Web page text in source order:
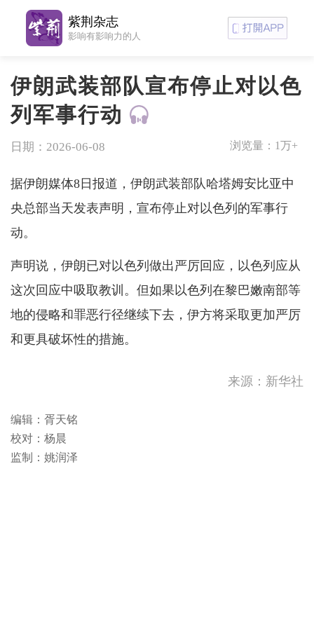
伊朗武装部队宣布停止对以色
列军事行动
日期：2026-06-08 浏览量： 1万+
据伊朗媒体8日报道，伊朗武装部队哈塔姆安比亚中
央总部当天发表声明，宣布停止对以色列的军事行
动。
声明说，伊朗已对以色列做出严厉回应，以色列应从
这次回应中吸取教训。但如果以色列在黎巴嫩南部等
地的侵略和罪恶行径继续下去，伊方将采取更加严厉
和更具破坏性的措施。
来源：新华社
编辑：胥天铭
校对：杨晨
监制：姚润泽
紫荆杂志
影响有影响力的人